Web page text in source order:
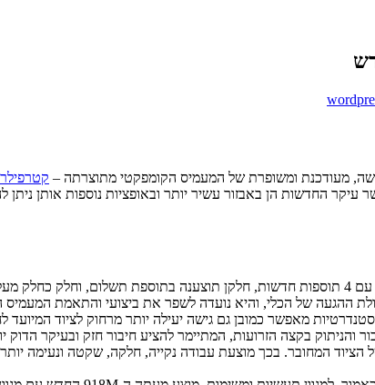
מעודכנת ומשופרת של המעמיס הקומפקטי מתוצרתה – קטרפילר 918M
גובה של כ-10% ביכולת ההגעה של הכלי, והיא נועדה לשפר את ביצועי
מאפשר כמובן גם גישה יעילה יותר מרחוק לציוד המיועד
והניתוק בקצה הזרועות, המתיימר להציע חיבור חזק ובעיקר
הציוד המחובר. בכך מוצעת עבודה נקייה, חלקה, שקטה ונעימה